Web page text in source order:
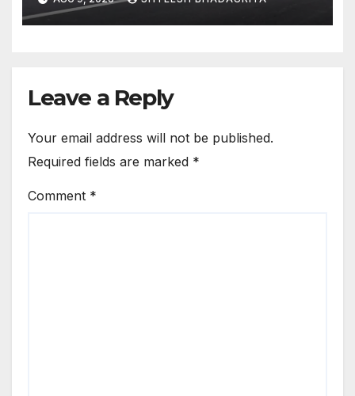
Questions Raised Over
Kanpur-lucknow Expressway
Leave a Reply
Your email address will not be published.
Required fields are marked *
Comment *